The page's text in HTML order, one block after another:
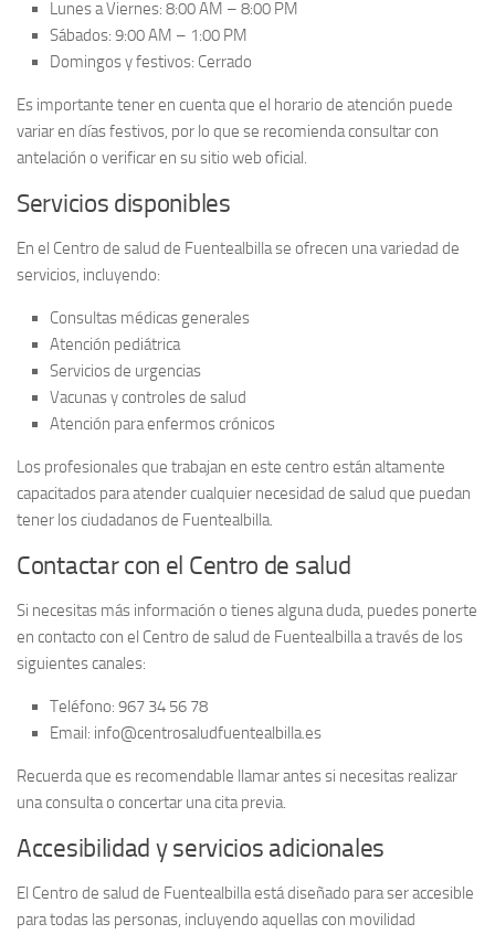
Lunes a Viernes: 8:00 AM – 8:00 PM
Sábados: 9:00 AM – 1:00 PM
Domingos y festivos: Cerrado
Es importante tener en cuenta que el horario de atención puede
variar en días festivos, por lo que se recomienda consultar con
antelación o verificar en su sitio web oficial.
Servicios disponibles
En el Centro de salud de Fuentealbilla se ofrecen una variedad de
servicios, incluyendo:
Consultas médicas generales
Atención pediátrica
Servicios de urgencias
Vacunas y controles de salud
Atención para enfermos crónicos
Los profesionales que trabajan en este centro están altamente
capacitados para atender cualquier necesidad de salud que puedan
tener los ciudadanos de Fuentealbilla.
Contactar con el Centro de salud
Si necesitas más información o tienes alguna duda, puedes ponerte
en contacto con el Centro de salud de Fuentealbilla a través de los
siguientes canales:
Teléfono: 967 34 56 78
Email: info@centrosaludfuentealbilla.es
Recuerda que es recomendable llamar antes si necesitas realizar
una consulta o concertar una cita previa.
Accesibilidad y servicios adicionales
El Centro de salud de Fuentealbilla está diseñado para ser accesible
para todas las personas, incluyendo aquellas con movilidad